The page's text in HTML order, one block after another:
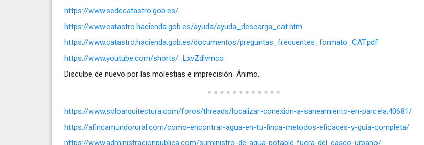
https://www.sedecatastro.gob.es/
https://www.catastro.hacienda.gob.es/ayuda/ayuda_descarga_cat.htm
https://www.catastro.hacienda.gob.es/documentos/preguntas_frecuentes_formato_CAT.pdf
https://www.youtube.com/shorts/_LxvZdlvmco
Disculpe de nuevo por las molestias e imprecisión. Ánimo.
https://www.soloarquitectura.com/foros/threads/localizar-conexion-a-saneamiento-en-parcela.40681/
https://afincamundorural.com/como-encontrar-agua-en-tu-finca-metodos-eficaces-y-guia-completa/
https://www.administracionpublica.com/suministro-de-agua-potable-fuera-del-casco-urbano/